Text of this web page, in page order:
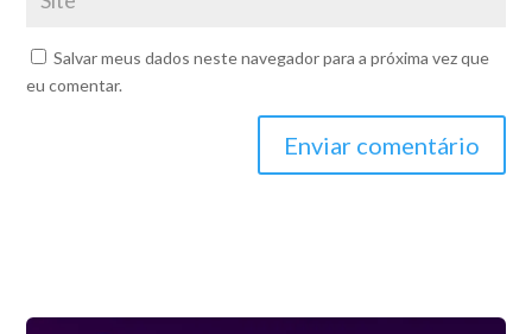
Salvar meus dados neste navegador para a próxima vez que
eu comentar.
Enviar comentário